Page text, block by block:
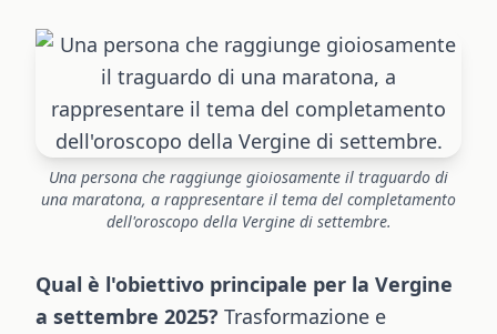
Una persona che raggiunge gioiosamente il traguardo di
una maratona, a rappresentare il tema del completamento
dell'oroscopo della Vergine di settembre.
Qual è l'obiettivo principale per la Vergine
a settembre 2025? Trasformazione e